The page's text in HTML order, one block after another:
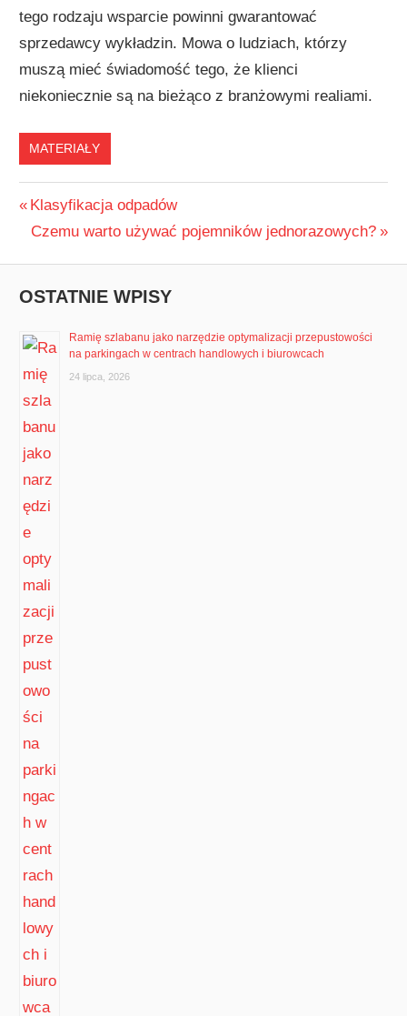
tego rodzaju wsparcie powinni gwarantować
sprzedawcy wykładzin. Mowa o ludziach, którzy
muszą mieć świadomość tego, że klienci
niekoniecznie są na bieżąco z branżowymi realiami.
MATERIAŁY
Nawigacja
wpisu
Previous
Post:
Klasyfikacja odpadów
Next
Czemu warto używać pojemników jednorazowych?
OSTATNIE WPISY
Ramię szlabanu jako narzędzie optymalizacji przepustowości
na parkingach w centrach handlowych i biurowcach
24 lipca, 2026